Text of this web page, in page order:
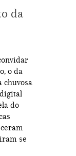
da
o da
chuvosa
do
se